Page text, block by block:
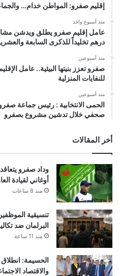
إقليم صفرو: المواطن خدام…
منذ أسبوع واحد
درهم تخليداً للذكرى السابعة
منذ أسبوعين
صفرو تعزز بنيتها البيئية.. عامل
للنفايات المنزلية
منذ أسبوعين
الحمى الانتخابية : رئيس جماعة
صحفي خلال تدشين مشروع بصفرو
أخر المقالات
وداد صفرو
أوغاني لقيادة
منذ 8 ساعات
تنسيقية
البرلمان ضد
منذ 11 ساعة
الحسيمة: انطلاق
والاقتصاد